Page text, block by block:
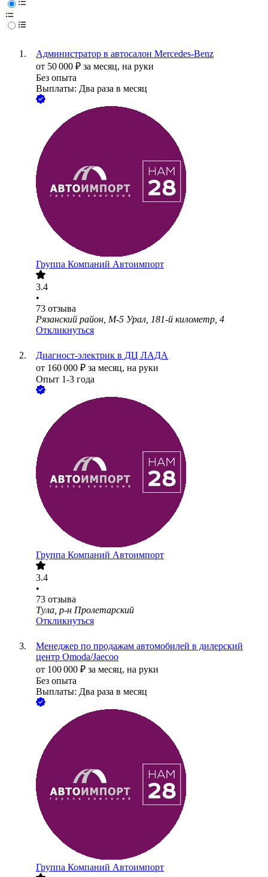
Администратор в автосалон Mercedes-Benz
от 50 000 ₽ за месяц, на руки
Без опыта
Выплаты: Два раза в месяц
Группа Компаний Автоимпорт
3.4
•
73 отзыва
Рязанский район, М-5 Урал, 181-й километр, 4
Откликнуться
Диагност-электрик в ДЦ ЛАДА
от 160 000 ₽ за месяц, на руки
Опыт 1-3 года
Группа Компаний Автоимпорт
3.4
•
73 отзыва
Тула, р-н Пролетарский
Откликнуться
Менеджер по продажам автомобилей в дилерский
центр Omoda/Jaecoo
от 100 000 ₽ за месяц, на руки
Без опыта
Выплаты: Два раза в месяц
Группа Компаний Автоимпорт